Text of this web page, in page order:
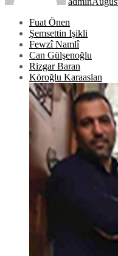
Fuat Önen
Şemsettin Işikli
Fewzî Namlî
Can Gülşenoğlu
Rizgar Baran
Köroğlu Karaaslan